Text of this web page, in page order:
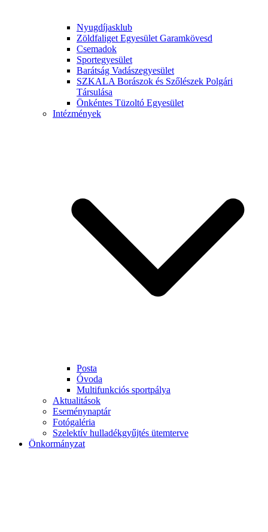
Nyugdíjasklub
Zöldfaliget Egyesület Garamkövesd
Csemadok
Sportegyesület
Barátság Vadászegyesület
SZKALA Borászok és Szőlészek Polgári
Társulása
Önkéntes Tüzoltó Egyesület
Intézmények
Posta
Óvoda
Multifunkciós sportpálya
Aktualitások
Eseménynaptár
Fotógaléria
Szelektív hulladékgyűjtés ütemterve
Önkormányzat